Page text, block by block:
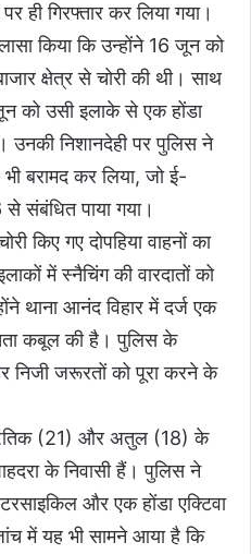
ही गिरफ्तार कर लिया गया।
किया कि उन्होंने 16 जून को
क्षेत्र से चोरी की थी। साथ
को उसी इलाके से एक होंडा
उनकी निशानदेही पर पुलिस ने
बरामद कर लिया, जो ई-
पाया गया।
किए गए दोपहिया वाहनों का
में स्नैचिंग की वारदातों को
थाना आनंद विहार में दर्ज एक
कबूल की है। पुलिस के
निजी जरूरतों को पूरा करने के
ऋतिक (21) और अतुल (18) के
के निवासी हैं। पुलिस ने
और एक होंडा एक्टिवा
में यह भी सामने आया है कि